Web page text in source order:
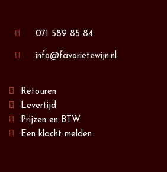
071 589 85 84
info@favorietewijn.nl
Retouren
Levertijd
Prijzen en BTW
Een klacht melden